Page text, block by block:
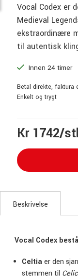
Vocal Codex er
Medieval
ekstraordinære
til autentisk
Innen 24 timer
Betal direkte, faktura
Enkelt og trygt
Kr 1742/
Beskrivelse
Vocal Codex
Celtiaer den
stemmen til